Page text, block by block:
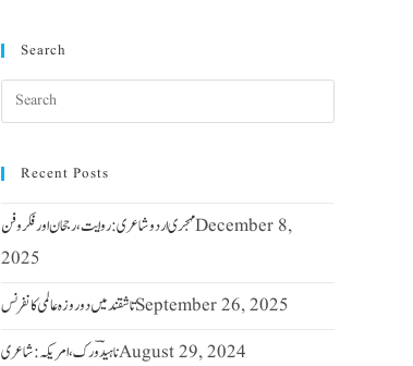
Search
Recent Posts
مہجری اردو شاعری : روایت ، رجحان اور فکر وفنDecember 8,
2025
تاشقند میں دو روزہ عالمی کانفرنسSeptember 26, 2025
ناہیدؔ ورک،امریکہ: شاعریAugust 29, 2024